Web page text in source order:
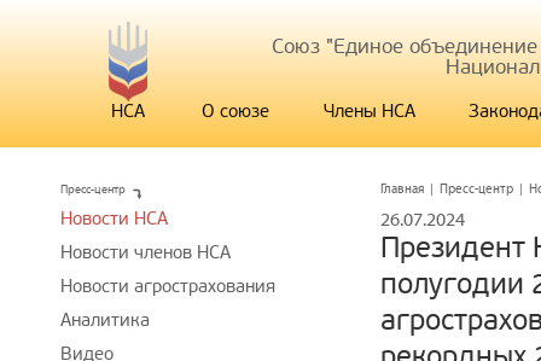
Союз "Единое
НСА О союзе Члены НСА
Главная | Пресс-центр |
26.07.2024
Президент
полугодии
Пресс-центр
Новости НСА
Новости членов НСА
Новости агрострахования
Аналитика
Видео